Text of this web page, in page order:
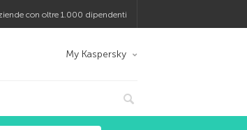
con oltre 1.000 dipendenti
My Kaspersky